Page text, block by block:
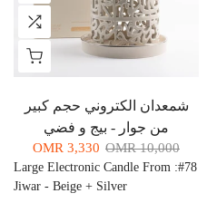
شمعدان الكتروني حجم كبير
من جوار - بيج و فضي
10,000 OMR
3,330 OMR
#78
:
Large Electronic Candle From
Jiwar - Beige + Silver